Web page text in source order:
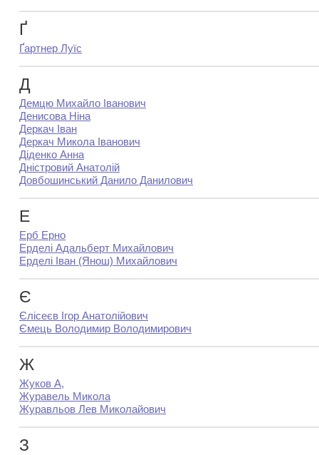
Ґ
Ґартнер Луїс
Д
Демцю Михайло Іванович
Денисова Ніна
Деркач Іван
Деркач Микола Іванович
Діденко Анна
Дністровий Анатолій
Довбошинський Данило Данилович
Е
Ерб Ерно
Ерделі Адальберт Михайлович
Ерделі Іван (Янош) Михайлович
Є
Єлісеєв Ігор Анатолійович
Ємець Володимир Володимирович
Ж
Жуков А,
Журавель Микола
Журавльов Лев Миколайович
З